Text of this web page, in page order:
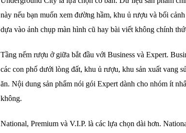
này nếu bạn muốn xem đường hầm, khu ủ rượu và bối
dựa vào ảnh chụp màn hình cũ hay bài viết không chính
Tầng nếm rượu ở giữa bắt đầu với Business và Expert.
các con phố dưới lòng đất, khu ủ rượu, khu sản xuất vang
ăn. Nội dung sản phẩm nói gói Expert dành cho nhóm ít
không.
National, Premium và V.I.P. là các lựa chọn dài hơn.